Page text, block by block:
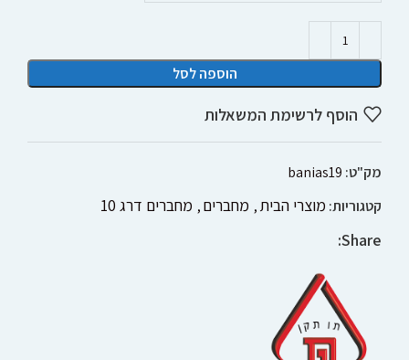
הוספה לסל
הוסף לרשימת המשאלות
מק"ט: banias19
קטגוריות: מוצרי הבית, מחברים, מחברים דרג 10
Share: